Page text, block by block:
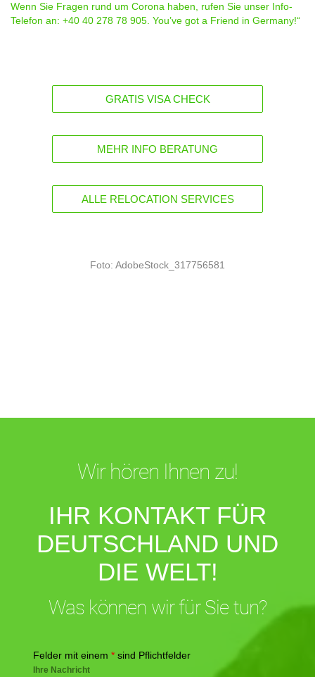
Wenn Sie Fragen rund um Corona haben, rufen Sie unser Info-
Telefon an: +40 40 278 78 905. You’ve got a Friend in Germany!“
GRATIS VISA CHECK
MEHR INFO BERATUNG
ALLE RELOCATION SERVICES
Foto: AdobeStock_317756581
Wir hören Ihnen zu!
IHR KONTAKT FÜR
DEUTSCHLAND UND
DIE WELT!
Was können wir für Sie tun?
Felder mit einem * sind Pflichtfelder
Ihre Nachricht